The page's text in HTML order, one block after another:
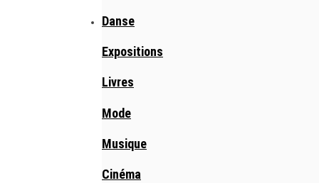
Danse
Expositions
Livres
Mode
Musique
Cinéma